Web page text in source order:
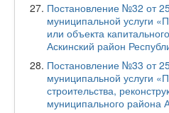
Постановление №32 от
муниципальной услуги
или объекта
Аскинский район
Постановление №33 от
муниципальной услуги
строительства,
муниципального района